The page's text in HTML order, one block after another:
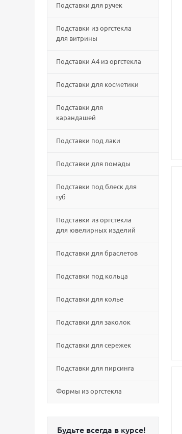
Подставки для ручек
Подставки из оргстекла
для витрины
Подставки А4 из оргстекла
Подставки для косметики
Подставки для
карандашей
Подставки под лаки
Подставки для помады
Подставки под блеск для
губ
Подставки из оргстекла
для ювелирных изделий
Подставки для браслетов
Подставки под кольца
Подставки для колье
Подставки для заколок
Подставки для сережек
Подставки для пирсинга
Формы из оргстекла
Будьте всегда в курсе!